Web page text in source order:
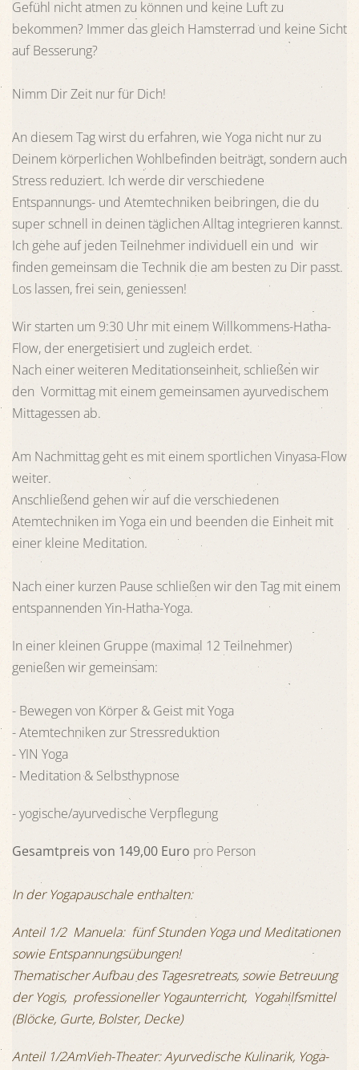
Gefühl nicht atmen zu können und keine Luft zu
bekommen? Immer das gleich Hamsterrad und keine Sicht
auf Besserung?
Nimm Dir Zeit nur für Dich!
An diesem Tag wirst du erfahren, wie Yoga nicht nur zu
Deinem körperlichen Wohlbefinden beiträgt, sondern auch
Stress reduziert. Ich werde dir verschiedene
Entspannungs- und Atemtechniken beibringen, die du
super schnell in deinen täglichen Alltag integrieren kannst.
Ich gehe auf jeden Teilnehmer individuell ein und wir
finden gemeinsam die Technik die am besten zu Dir passt.
Los lassen, frei sein, geniessen!
Wir starten um 9:30 Uhr mit einem Willkommens-Hatha-
Flow, der energetisiert und zugleich erdet.
Nach einer weiteren Meditationseinheit, schließen wir
den Vormittag mit einem gemeinsamen ayurvedischem
Mittagessen ab.
Am Nachmittag geht es mit einem sportlichen Vinyasa-Flow
weiter.
Anschließend gehen wir auf die verschiedenen
Atemtechniken im Yoga ein und beenden die Einheit mit
einer kleine Meditation.
Nach einer kurzen Pause schließen wir den Tag mit einem
entspannenden Yin-Hatha-Yoga.
In einer kleinen Gruppe (maximal 12 Teilnehmer)
genießen wir gemeinsam:
- Bewegen von Körper & Geist mit Yoga
- Atemtechniken zur Stressreduktion
- YIN Yoga
- Meditation & Selbsthypnose
- yogische/ayurvedische Verpflegung
Gesamtpreis von 149,00 Euro pro Person
In der Yogapauschale enthalten:
Anteil 1/2 Manuela: fünf Stunden Yoga und Meditationen
sowie Entspannungsübungen!
Thematischer Aufbau des Tagesretreats, sowie Betreuung
der Yogis, professioneller Yogaunterricht, Yogahilfsmittel
(Blöcke, Gurte, Bolster, Decke)
Anteil 1/2AmVieh-Theater: Ayurvedische Kulinarik, Yoga-